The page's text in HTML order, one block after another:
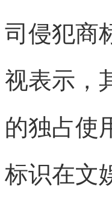
司侵犯商
视表示，
的独占使
标识在文